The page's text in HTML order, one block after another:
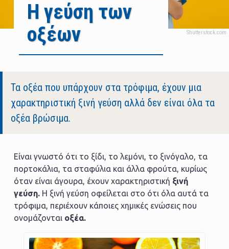
Η γεύση των
οξέων
Τα οξέα που υπάρχουν στα τρόφιμα, έχουν μια
χαρακτηριστική ξινή γεύση αλλά δεν είναι όλα τα
οξέα βρώσιμα.
Είναι γνωστό ότι το ξίδι, το λεμόνι, το ξινόγαλο, τα
πορτοκάλια, τα σταφύλια και άλλα φρούτα, κυρίως
όταν είναι άγουρα, έχουν χαρακτηριστική ξινή
γεύση.Η ξινή γεύση οφείλεται στο ότι όλα αυτά τα
τρόφιμα, περιέχουν κάποιες χημικές ενώσεις που
ονομάζονται οξέα.